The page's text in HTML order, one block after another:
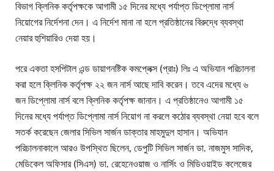
বিভাগ ক্লিনিক কর্তৃপক্ষকে আগামী ১৫ দিনের মধ্যে পর্যাপ্ত ডিপ্লোমা নার্স
নিয়োগের নির্দেশনা দেন। এ নির্দেশ মানা না হলে প্রতিষ্ঠানের বিরুদ্ধে ব্যবস্থা
নেয়ার হুশিয়ারিও দেয়া হয়।
পরে একতা হসপিটাল এন্ড ডায়াগনষ্টিক কমপ্লেক্স (প্রাঃ) লিঃ এ অভিযান পরিচালনা
করা হলে ক্লিনিক কর্তৃপক্ষ ২২ জন নার্স আছে দাবি করেন। তবে এদের মধ্যে ৬
জন ডিপ্লোমা নার্স বলে ক্লিনিক কর্তৃপক্ষ জানান। এ প্রতিষ্ঠানেও আগামী ১৫
দিনের মধ্যে পর্যাপ্ত ডিপ্লোমা নার্স নিয়োগ না করলে কঠোর ব্যবস্থা নেয়া হবে বলে
সতর্ক করেছেন জেলার সিভিল সার্জন ডাক্তার মাহমুদুল হাসান। অভিযান
পরিচালনাকালে আরও উপস্থিত ছিলেন, ডেপুটি সিভিল সার্জন ডা. নাজমুস সাদিক,
মেডিকেল অফিসার (সিএস) ডা. রেহেনেওয়াজ ও নার্সিং ও মিডিওয়াইড কলেজের